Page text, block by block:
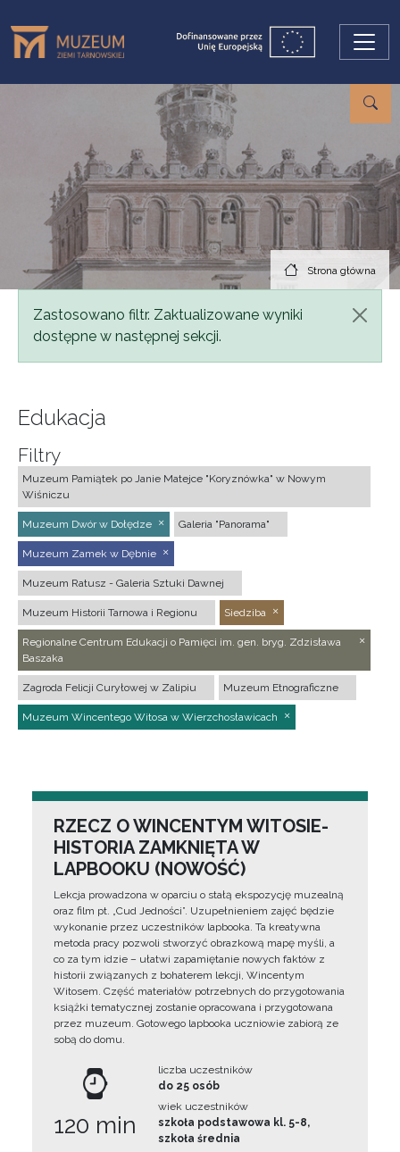
Strona główna
Komunikat
Zastosowano filtr. Zaktualizowane wyniki
dostępne w następnej sekcji.
Edukacja
Filtry
Muzeum Pamiątek po Janie Matejce "Koryznówka" w Nowym
Wiśniczu
Muzeum Dwór w Dołędze Galeria "Panorama"
Muzeum Zamek w Dębnie
Muzeum Ratusz - Galeria Sztuki Dawnej
Muzeum Historii Tarnowa i Regionu Siedziba
Regionalne Centrum Edukacji o Pamięci im. gen. bryg. Zdzisława
Baszaka
Zagroda Felicji Curyłowej w Zalipiu Muzeum Etnograficzne
Muzeum Wincentego Witosa w Wierzchosławicach
RZECZ O WINCENTYM WITOSIE-
HISTORIA ZAMKNIĘTA W
LAPBOOKU (NOWOŚĆ)
Lekcja prowadzona w oparciu o stałą ekspozycję muzealną
oraz film pt. „Cud Jedności”. Uzupełnieniem zajęć będzie
wykonanie przez uczestników lapbooka. Ta kreatywna
metoda pracy pozwoli stworzyć obrazkową mapę myśli, a
co za tym idzie – ułatwi zapamiętanie nowych faktów z
historii związanych z bohaterem lekcji, Wincentym
Witosem. Część materiałów potrzebnych do przygotowania
książki tematycznej zostanie opracowana i przygotowana
przez muzeum. Gotowego lapbooka uczniowie zabiorą ze
sobą do domu.
120 min
liczba uczestników
do 25 osób
wiek uczestników
szkoła podstawowa kl. 5-8,
szkoła średnia